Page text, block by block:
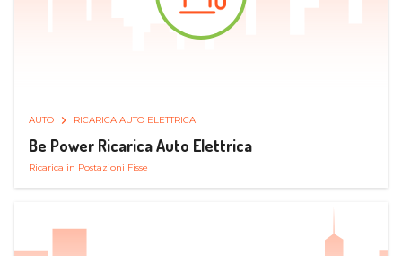
AUTO RICARICA AUTO ELETTRICA
Be Power Ricarica Auto Elettrica
Ricarica in Postazioni Fisse